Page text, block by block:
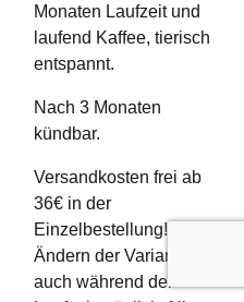
Monaten Laufzeit und
laufend Kaffee, tierisch
entspannt.
Nach 3 Monaten
kündbar.
Versandkosten frei ab
36€ in der
Einzelbestellung!
Ändern der Varianten
auch während der